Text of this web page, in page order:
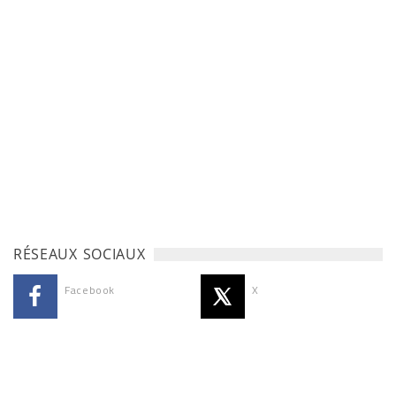
RÉSEAUX SOCIAUX
Facebook X